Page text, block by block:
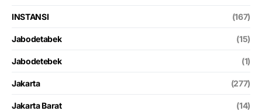
INSTANSI (167)
Jabodetabek (15)
Jabodetebek (1)
Jakarta (277)
Jakarta Barat (14)